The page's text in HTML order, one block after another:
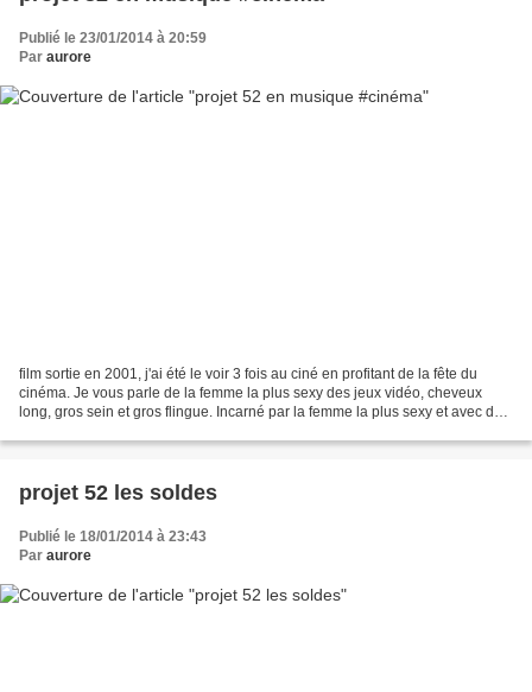
Publié le 23/01/2014 à 20:59
Par aurore
film sortie en 2001, j'ai été le voir 3 fois au ciné en profitant de la fête du
cinéma. Je vous parle de la femme la plus sexy des jeux vidéo, cheveux
long, gros sein et gros flingue. Incarné par la femme la plus sexy et avec du
projet 52 les soldes
Publié le 18/01/2014 à 23:43
Par aurore